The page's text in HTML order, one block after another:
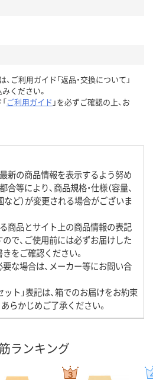
、ご利用ガイド「返品・交換について」
ください。
ご利用ガイド 」を必ずご確認の上、お
新の商品情報を表示するよう努め
等により、商品規格・仕様（容量、
など）が変更される場合がございま
商品とサイト上の商品情報の表記
で、ご使用前には必ずお届けした
をご確認ください。
な場合は、メーカー等にお問い合
ット」表記は、箱でのお届けをお約束
らかじめご了承ください。
ランキング